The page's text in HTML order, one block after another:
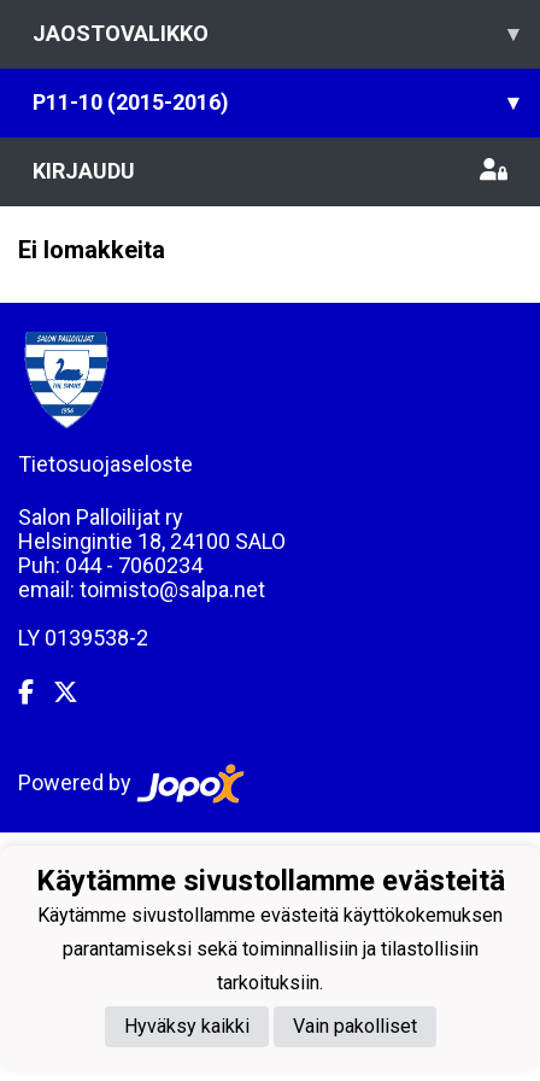
JAOSTOVALIKKO ▾
P11-10 (2015-2016) ▾
KIRJAUDU
Ei lomakkeita
Tietosuojaseloste
Salon Palloilijat ry
Helsingintie 18, 24100 SALO
Puh: 044 - 7060234
email: toimisto@salpa.net
LY 0139538-2
Powered by
Käytämme sivustollamme evästeitä
Käytämme sivustollamme evästeitä käyttökokemuksen
parantamiseksi sekä toiminnallisiin ja tilastollisiin
tarkoituksiin.
Hyväksy kaikki
Vain pakolliset